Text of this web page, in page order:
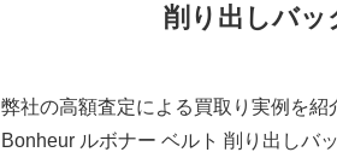
削り出しバッ
弊社の高額査定による買取り実例を
Bonheur ルボナー ベルト 削り出しバ